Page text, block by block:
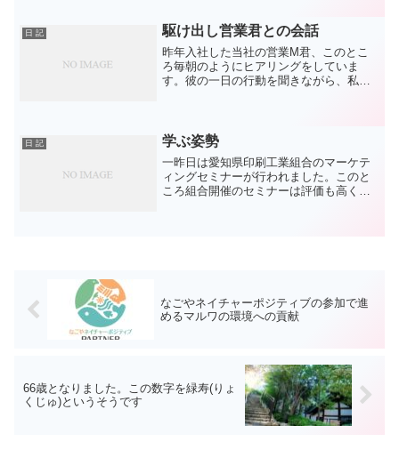
ちゃいましたぁ。いい発表ができますで
しょうか。ところで今日は...
日 記 駆け出し営業君との会話
昨年入社した当社の営業M君、このとこ
ろ毎朝のようにヒアリングをしていま
す。彼の一日の行動を聞きながら、私が
その彼が少しずつですが、気...
日 記 学ぶ姿勢
一昨日は愛知県印刷工業組合のマーケテ
ィングセミナーが行われました。このと
ころ組合開催のセミナーは評価も高く、
なごやネイチャーポジティブの参加で進
めるマルワの環境への貢献
66歳となりました。この数字を緑寿(りょ
くじゅ)というそうです